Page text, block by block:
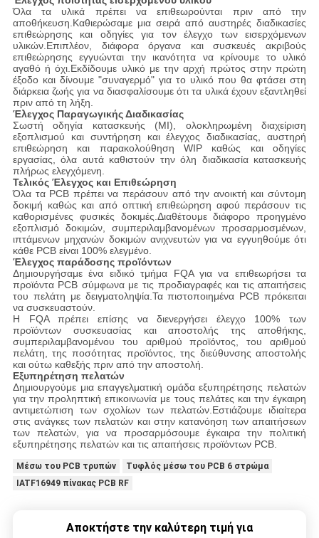
Όλα τα υλικά πρέπει να επιθεωρούνται πριν από την
αποθήκευση.Καθιερώσαμε μια σειρά από αυστηρές διαδικασίες
επιθεώρησης και οδηγίες για τον έλεγχο των εισερχόμενων
υλικών.Επιπλέον, διάφορα όργανα και συσκευές ακριβούς
επιθεώρησης εγγυώνται την ικανότητα να κρίνουμε το υλικό
αγαθό ή όχι.Εκδίδουμε υλικό με την αρχή πρώτος στην πρώτη
έξοδο και δίνουμε "συναγερμό" για το υλικό που θα φτάσει στη
διάρκεια ζωής για να διασφαλίσουμε ότι τα υλικά έχουν εξαντληθεί
πριν από τη λήξη.
Έλεγχος Παραγωγικής Διαδικασίας
Σωστή οδηγία κατασκευής (MI), ολοκληρωμένη διαχείριση
εξοπλισμού και συντήρηση και έλεγχος διαδικασίας, αυστηρή
επιθεώρηση και παρακολούθηση WIP καθώς και οδηγίες
εργασίας, όλα αυτά καθιστούν την όλη διαδικασία κατασκευής
πλήρως ελεγχόμενη.
Τελικός Έλεγχος και Επιθεώρηση
Όλα τα PCB πρέπει να περάσουν από την ανοικτή και σύντομη
δοκιμή καθώς και από οπτική επιθεώρηση αφού περάσουν τις
καθορισμένες φυσικές δοκιμές.Διαθέτουμε διάφορο προηγμένο
εξοπλισμό δοκιμών, συμπεριλαμβανομένων προσαρμοσμένων,
ιπτάμενων μηχανών δοκιμών ανιχνευτών για να εγγυηθούμε ότι
κάθε PCB είναι 100% ελεγμένο.
Έλεγχος παράδοσης προϊόντων
Δημιουργήσαμε ένα ειδικό τμήμα FQA για να επιθεωρήσει τα
προϊόντα PCB σύμφωνα με τις προδιαγραφές και τις απαιτήσεις
του πελάτη με δειγματοληψία.Τα πιστοποιημένα PCB πρόκειται
να συσκευαστούν.
Η FQA πρέπει επίσης να διενεργήσει έλεγχο 100% των
προϊόντων συσκευασίας και αποστολής της αποθήκης,
συμπεριλαμβανομένου του αριθμού προϊόντος, του αριθμού
πελάτη, της ποσότητας προϊόντος, της διεύθυνσης αποστολής
και ούτω καθεξής πριν από την αποστολή.
Εξυπηρέτηση πελατών
Δημιουργούμε μια επαγγελματική ομάδα εξυπηρέτησης πελατών
για την προληπτική επικοινωνία με τους πελάτες και την έγκαιρη
αντιμετώπιση των σχολίων των πελατών.Εστιάζουμε ιδιαίτερα
στις ανάγκες των πελατών και στην κατανόηση των απαιτήσεων
των πελατών, για να προσαρμόσουμε έγκαιρα την πολιτική
εξυπηρέτησης πελατών και τις απαιτήσεις προϊόντων PCB.
Μέσω του PCB τρυπών
Τυφλός μέσω του PCB 6 στρώμα
IATF16949 πίνακας PCB RF
Αποκτήστε την καλύτερη τιμή για